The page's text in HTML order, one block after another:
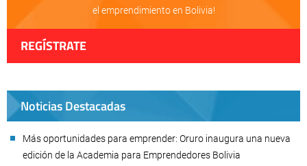
el emprendimiento en Bolivia!
REGÍSTRATE
Noticias Destacadas
Más oportunidades para emprender: Oruro inaugura una nueva
edición de la Academia para Emprendedores Bolivia